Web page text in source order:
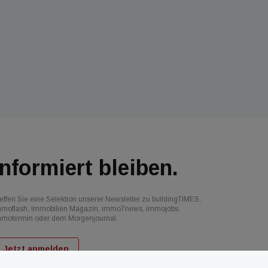
bleiben.
Sie eine Selektion unserer Newsletter zu buildingTIMES,
Immobilien Magazin, immo7news, immojobs,
oder dem Morgenjournal
Jetzt anmelden